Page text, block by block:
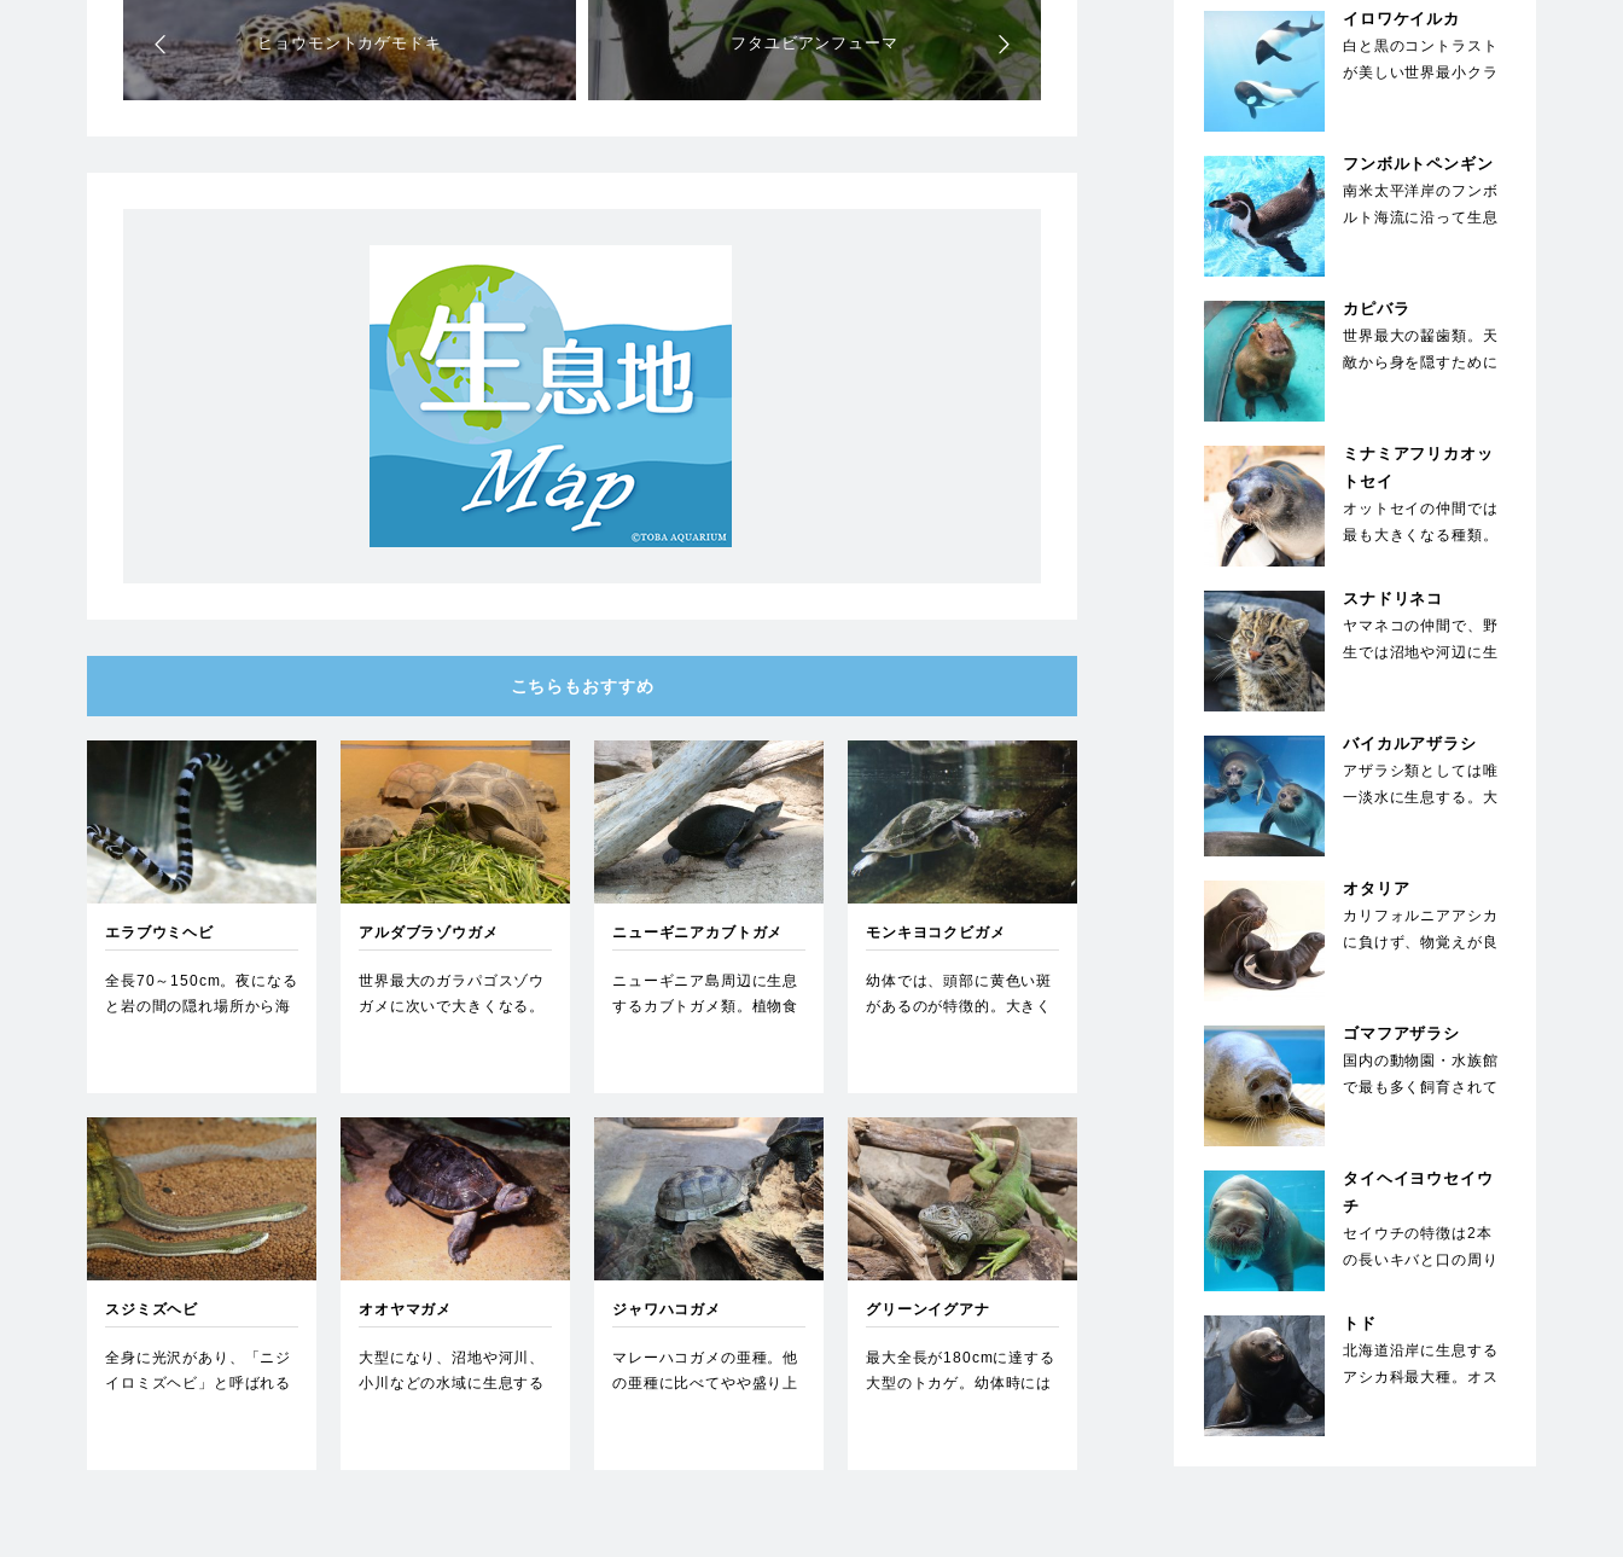
ヒョウモントカゲモドキ フタユビアンフューマ
こちらもおすすめ
エラブウミヘビ
全長70～150cm。夜になる
と岩の間の隠れ場所から海
アルダブラゾウガメ
世界最大のガラパゴスゾウ
ガメに次いで大きくなる。
ニューギニアカブトガメ
ニューギニア島周辺に生息
するカブトガメ類。植物食
モンキヨコクビガメ
幼体では、頭部に黄色い斑
があるのが特徴的。大きく
スジミズヘビ
全身に光沢があり、「ニジ
イロミズヘビ」と呼ばれる
オオヤマガメ
大型になり、沼地や河川、
小川などの水域に生息する
ジャワハコガメ
マレーハコガメの亜種。他
の亜種に比べてやや盛り上
グリーンイグアナ
最大全長が180cmに達する
大型のトカゲ。幼体時には
イロワケイルカ
白と黒のコントラスト
が美しい世界最小クラ
フンボルトペンギン
南米太平洋岸のフンボ
ルト海流に沿って生息
が…
カピバラ
世界最大の齧歯類。天
敵から身を隠すために
ミナミアフリカオッ
トセイ
オットセイの仲間では
最も大きくなる種類。
綿毛のような下毛が
スナドリネコ
ヤマネコの仲間で、野
生では沼地や河辺に生
バイカルアザラシ
アザラシ類としては唯
一淡水に生息する。大
い…
オタリア
カリフォルニアアシカ
に負けず、物覚えが良
色…
ゴマフアザラシ
国内の動物園・水族館
で最も多く飼育されて
数…
タイヘイヨウセイウ
チ
セイウチの特徴は2本
の長いキバと口の周り
ゲ。キバは上顎の犬…
トド
北海道沿岸に生息する
アシカ科最大種。オス